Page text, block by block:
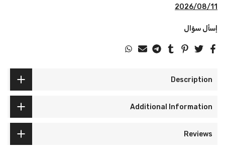
2026/08/11
إسأل سؤال
Description
Additional Information
Reviews